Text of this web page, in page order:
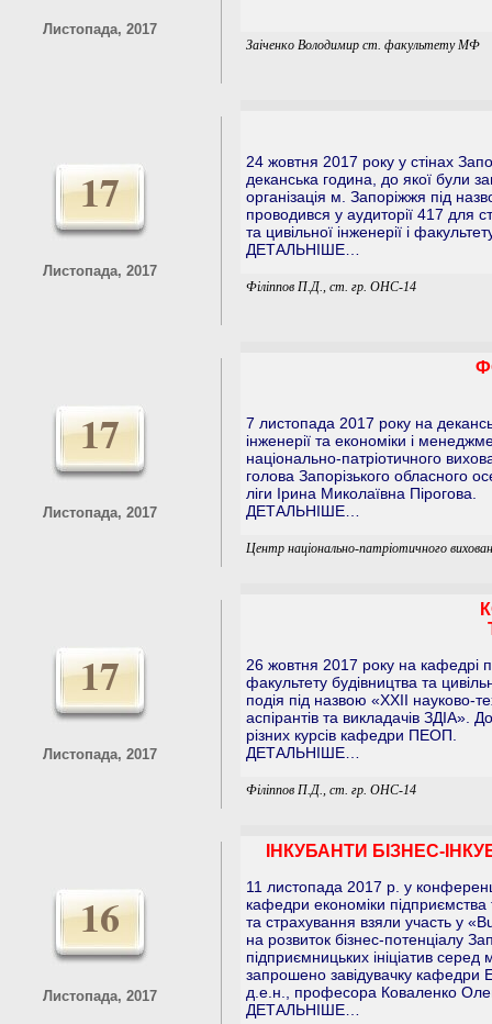
Листопада, 2017
Заіченко Володимир ст. факультету МФ
17
Листопада, 2017
24 жовтня 2017 року у стінах
деканська година, до якої були
організація м. Запоріжжя під
проводився у аудиторії 417 для
та цивільної інженерії і
ДЕТАЛЬНІШЕ…
Філіппов П.Д., ст. гр. ОНС-14
17
Листопада, 2017
7 листопада 2017 року на
інженерії та економіки і
національно-патріотичного
голова Запорізького обласного
ліги Ірина Миколаївна Пірогова.
ДЕТАЛЬНІШЕ…
Центр національно-патріотичного
17
Листопада, 2017
26 жовтня 2017 року на кафедрі
факультету будівництва та
подія під назвою «ХХII науково-
аспірантів та викладачів ЗДІА».
різних курсів кафедри ПЕОП.
ДЕТАЛЬНІШЕ…
Філіппов П.Д., ст. гр. ОНС-14
16
Листопада, 2017
ІНКУБАНТИ БІЗНЕС-
11 листопада 2017 р. у
кафедри економіки підприємства
та страхування взяли участь у
на розвиток бізнес-потенціалу
підприємницьких ініціатив
запрошено завідувачку кафедри
д.е.н., професора Коваленко
ДЕТАЛЬНІШЕ…